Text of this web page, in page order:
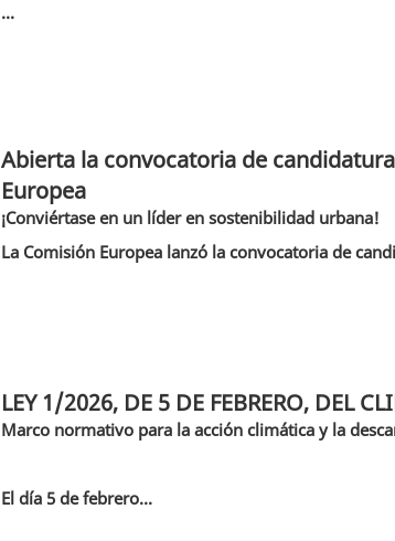
...
Abierta la convocatoria de
Europea
¡Conviértase en un líder en sostenibilidad urbana!
La Comisión Europea lanzó la convocatoria de
LEY 1/2026, DE 5 DE FEBRERO, DEL
Marco normativo para la acción climática y la
El día 5 de febrero...